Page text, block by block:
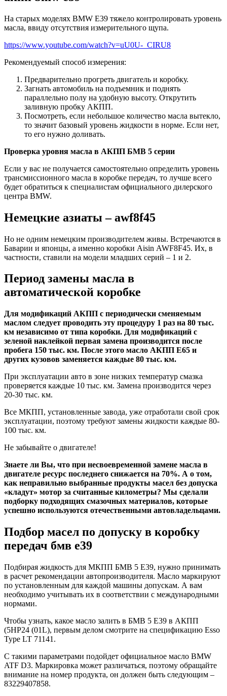
На старых моделях BMW E39 тяжело контролировать уровень
масла, ввиду отсутствия измерительного щупа.
https://www.youtube.com/watch?v=uU0U-_CIRU8
Рекомендуемый способ измерения:
Предварительно прогреть двигатель и коробку.
Загнать автомобиль на подъемник и поднять
параллельно полу на удобную высоту. Открутить
заливную пробку АКПП.
Посмотреть, если небольшое количество масла вытекло,
то значит базовый уровень жидкости в норме. Если нет,
то его нужно доливать.
Проверка уровня масла в АКПП БМВ 5 серии
Если у вас не получается самостоятельно определить уровень
трансмиссионного масла в коробке передач, то лучше всего
будет обратиться к специалистам официального дилерского
центра BMW.
Немецкие азиаты – awf8f45
Но не одним немецким производителем живы. Встречаются в
Баварии и японцы, а именно коробки Aisin AWF8F45. Их, в
частности, ставили на модели младших серий – 1 и 2.
Период замены масла в
автоматической коробке
Для модификаций АКПП с периодически сменяемым
маслом следует проводить эту процедуру 1 раз на 80 тыс.
км независимо от типа коробки. Для модификаций с
зеленой наклейкой первая замена производится после
пробега 150 тыс. км. После этого масло АКПП Е65 и
других кузовов заменяется каждые 80 тыс. км.
При эксплуатации авто в зоне низких температур смазка
проверяется каждые 10 тыс. км. Замена производится через
20-30 тыс. км.
Все МКПП, установленные завода, уже отработали свой срок
эксплуатации, поэтому требуют замены жидкости каждые 80-
100 тыс. км.
Не забывайте о двигателе!
Знаете ли Вы, что при несвоевременной замене масла в
двигателе ресурс последнего снижается на 70%. А о том,
как неправильно выбранные продукты масел без допуска
«кладут» мотор за считанные километры? Мы сделали
подборку подходящих смазочных материалов, которые
успешно используются отечественными автовладельцами.
Подбор масел по допуску в коробку
передач бмв е39
Подбирая жидкость для МКПП БМВ 5 Е39, нужно принимать
в расчет рекомендации автопроизводителя. Масло маркируют
по установленным для каждой машины допускам. А вам
необходимо учитывать их в соответствии с международными
нормами.
Чтобы узнать, какое масло залить в БМВ 5 Е39 в АКПП
(5HP24 (01L), первым делом смотрите на спецификацию Esso
Type LT 71141.
С такими параметрами подойдет официальное масло BMW
ATF D3. Маркировка может различаться, поэтому обращайте
внимание на номер продукта, он должен быть следующим –
83229407858.